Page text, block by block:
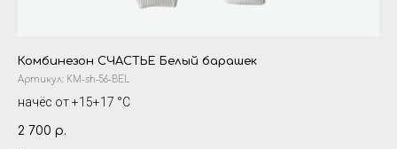
Комбинезон СЧАСТЬЕ Белый барашек
Артикул: KM-sh-56-BEL
начёс от +15+17 °С
2 700 р.